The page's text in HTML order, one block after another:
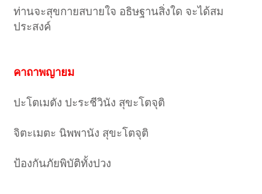
ท่านจะสุขกายสบายใจ อธิษฐานสิ่งใด จะได้สม
ประสงค์
คาถาพญายม
ปะโตเมตัง ปะระชีวินัง สุขะโตจุติ
จิตะเมตะ นิพพานัง สุขะโตจุติ
ป้องกันภัยพิบัติทั้งปวง